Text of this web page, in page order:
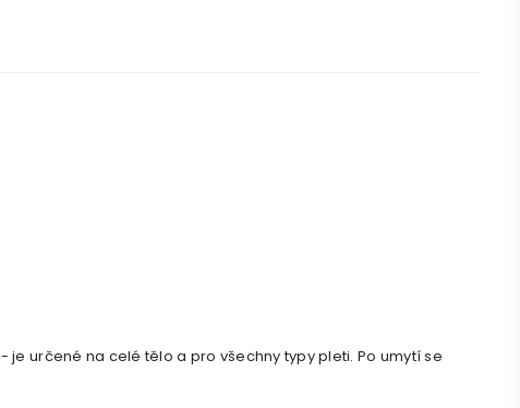
určené na celé tělo a pro všechny typy pleti. Po umytí se